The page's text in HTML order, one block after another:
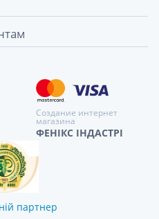
Создание интернет
магазина
ФЕНІКС ІНДАСТРІ
партнер